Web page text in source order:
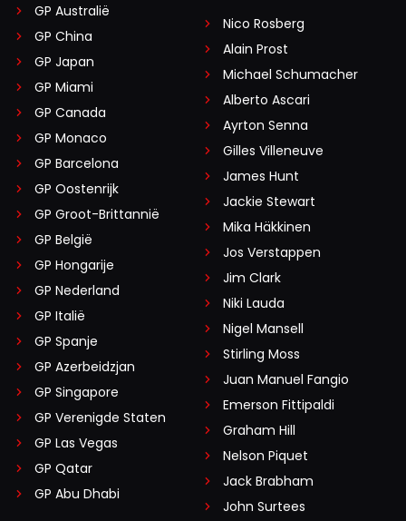
GP Australië
GP China
GP Japan
GP Miami
GP Canada
GP Monaco
GP Barcelona
GP Oostenrijk
GP Groot-Brittannië
GP België
GP Hongarije
GP Nederland
GP Italië
GP Spanje
GP Azerbeidzjan
GP Singapore
GP Verenigde Staten
GP Las Vegas
GP Qatar
GP Abu Dhabi
Nico Rosberg
Alain Prost
Michael Schumacher
Alberto Ascari
Ayrton Senna
Gilles Villeneuve
James Hunt
Jackie Stewart
Mika Häkkinen
Jos Verstappen
Jim Clark
Niki Lauda
Nigel Mansell
Stirling Moss
Juan Manuel Fangio
Emerson Fittipaldi
Graham Hill
Nelson Piquet
Jack Brabham
John Surtees